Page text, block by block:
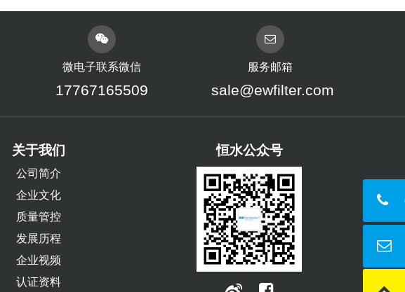
微电子联系微信
17767165509
服务邮箱
sale@ewfilter.com
关于我们
公司简介
企业文化
质量管控
发展历程
企业视频
认证资料
恒水公众号